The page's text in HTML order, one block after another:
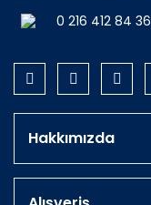
0 216 412 84 36
Hakkımızda